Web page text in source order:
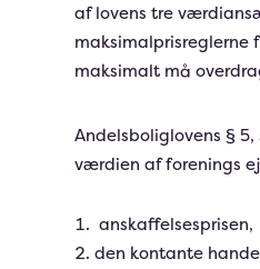
af lovens tre
maksimalprisreglerne
maksimalt må
Andelsboliglovens §
værdien af forenings
anskaffelsesprisen,
den kontante